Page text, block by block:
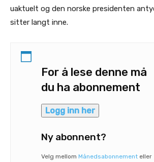
uaktuelt og den norske presidenten
sitter langt inne.
For å lese denne må
du ha abonnement
Logg inn her
Ny abonnent?
Velg mellom Månedsabonnement eller